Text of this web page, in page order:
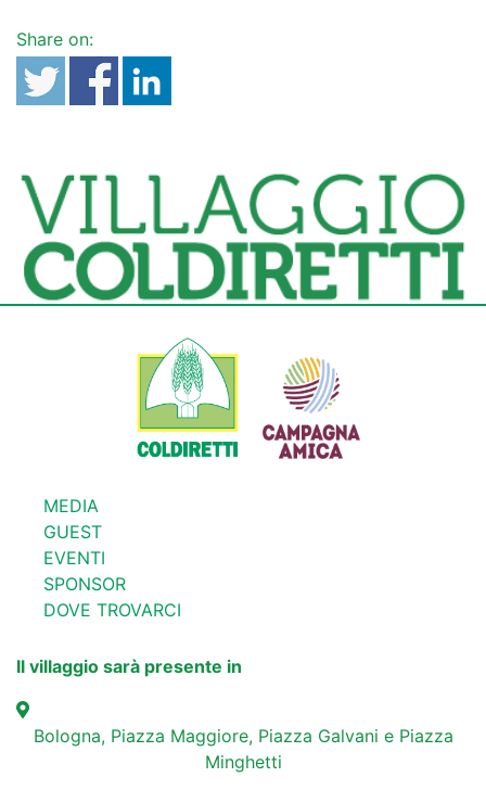
Share on:
MEDIA
GUEST
EVENTI
SPONSOR
DOVE TROVARCI
Il villaggio sarà presente in
Bologna, Piazza Maggiore, Piazza Galvani e Piazza
Minghetti